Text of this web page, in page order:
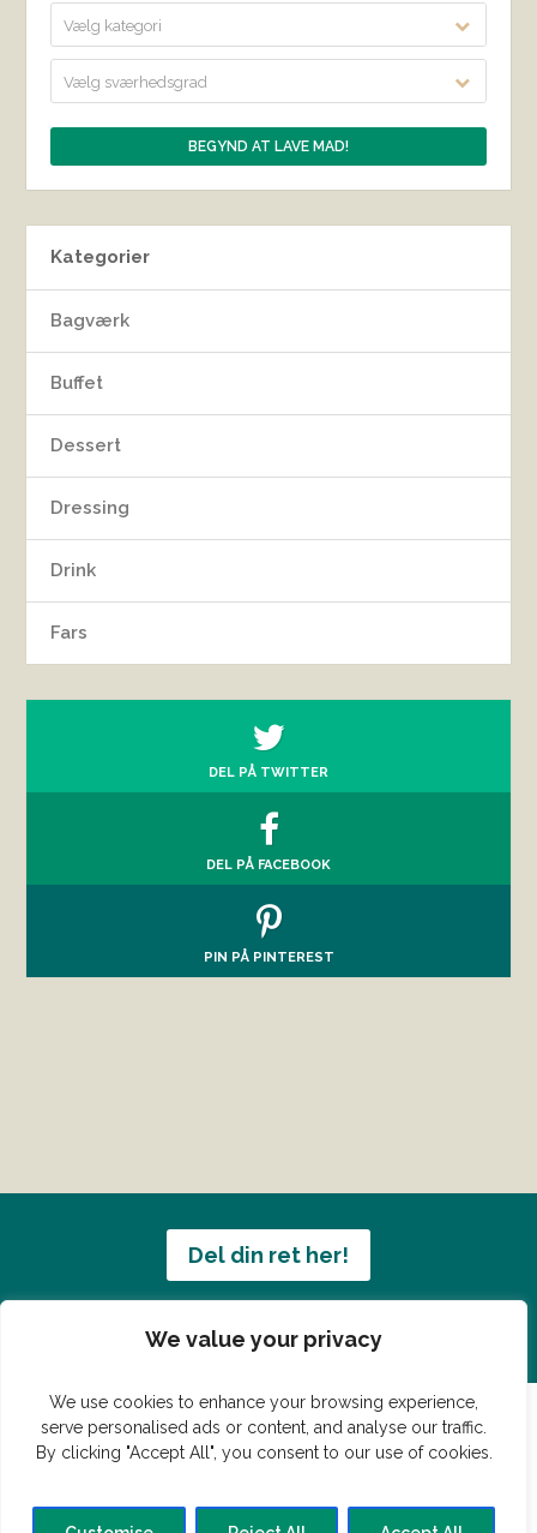
We value your privacy
We use cookies to enhance your browsing experience,
serve personalised ads or content, and analyse our traffic.
By clicking "Accept All", you consent to our use of cookies.
Vælg kategori
Vælg sværhedsgrad
Kategorier
Bagværk
Buffet
Dessert
Dressing
Drink
Fars
DEL PÅ TWITTER
DEL PÅ FACEBOOK
PIN PÅ PINTEREST
Del din ret her!
Har du en konge ret du vil dele?
© Vildmedmad.dk 2019. God og nem mad!
Forside Gastroshop Madjokes Mad tips
Madblog